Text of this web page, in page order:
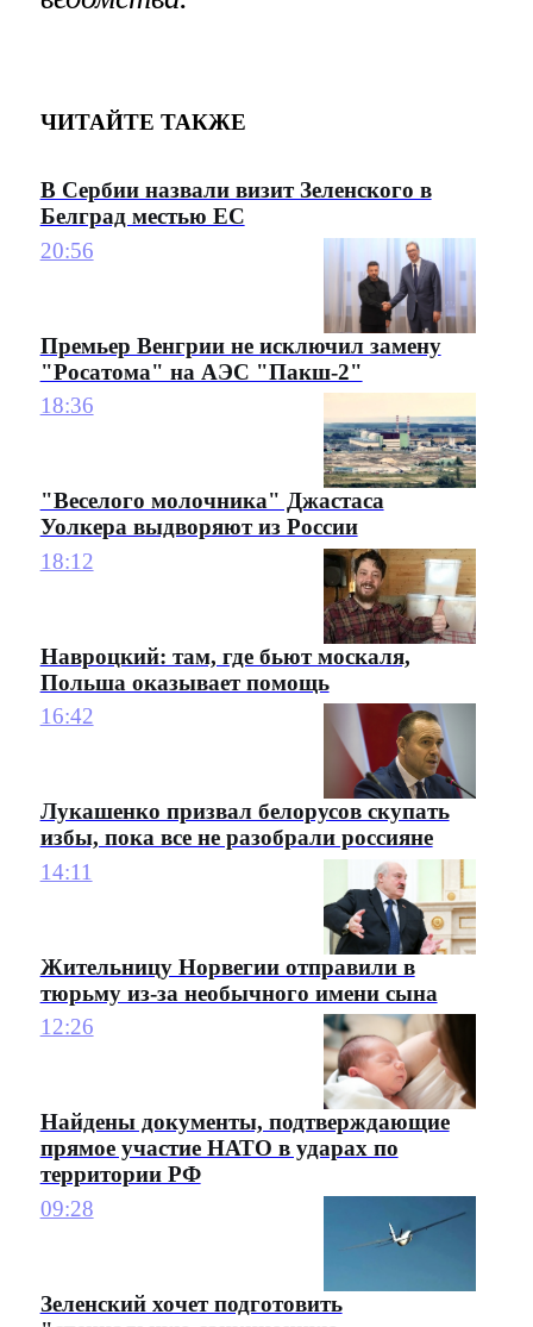
ЧИТАЙТЕ ТАКЖЕ
В Сербии назвали визит Зеленского в
Белград местью ЕС
20:56
Премьер Венгрии не исключил замену
"Росатома" на АЭС "Пакш-2"
18:36
"Веселого молочника" Джастаса
Уолкера выдворяют из России
18:12
Навроцкий: там, где бьют москаля,
Польша оказывает помощь
16:42
Лукашенко призвал белорусов скупать
избы, пока все не разобрали россияне
14:11
Жительницу Норвегии отправили в
тюрьму из-за необычного имени сына
12:26
Найдены документы, подтверждающие
прямое участие НАТО в ударах по
территории РФ
09:28
Зеленский хочет подготовить